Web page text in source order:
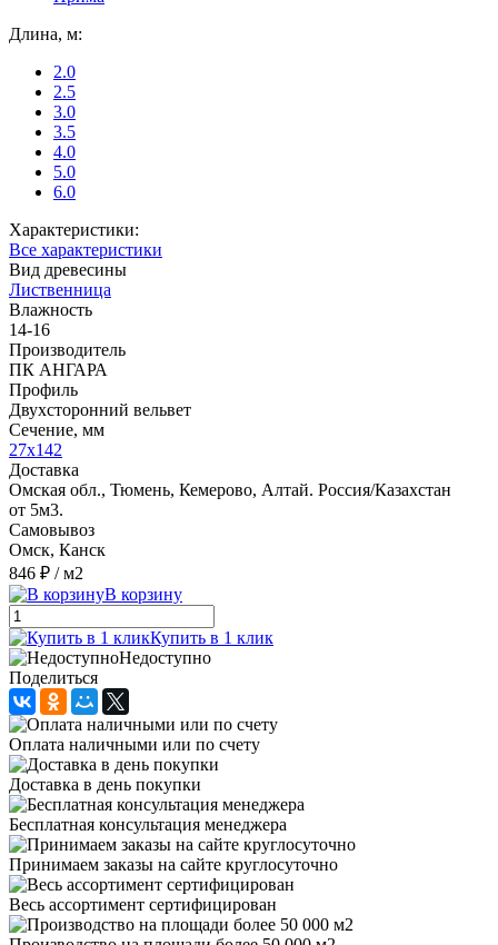
Длина, м:
2.0
2.5
3.0
3.5
4.0
5.0
6.0
Характеристики:
Все характеристики
Вид древесины
Лиственница
Влажность
14-16
Производитель
ПК АНГАРА
Профиль
Двухсторонний вельвет
Сечение, мм
27x142
Доставка
Омская обл., Тюмень, Кемерово, Алтай. Россия/Казахстан
от 5м3.
Самовывоз
Омск, Канск
846 ₽ / м2
В корзину
Купить в 1 клик
Недоступно
Поделиться
Оплата наличными или по счету
Доставка в день покупки
Бесплатная консультация менеджера
Принимаем заказы на сайте круглосуточно
Весь ассортимент сертифицирован